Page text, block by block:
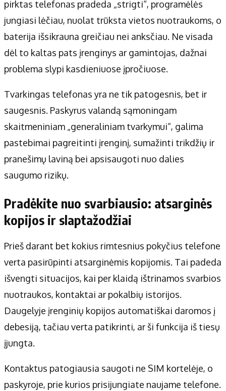
Apie mus
Autoriai
Kontaktai
Privatumo politika
Redakcijos politika
pirktas telefonas pradeda „strigti“, programėlės
jungiasi lėčiau, nuolat trūksta vietos nuotraukoms, o
baterija išsikrauna greičiau nei anksčiau. Ne visada
dėl to kaltas pats įrenginys ar gamintojas, dažnai
problema slypi kasdieniuose įpročiuose.
Tvarkingas telefonas yra ne tik patogesnis, bet ir
saugesnis. Paskyrus valandą sąmoningam
skaitmeniniam „generaliniam tvarkymui“, galima
pastebimai pagreitinti įrenginį, sumažinti trikdžių ir
pranešimų laviną bei apsisaugoti nuo dalies
saugumo rizikų.
Pradėkite nuo svarbiausio: atsarginės
kopijos ir slaptažodžiai
Prieš darant bet kokius rimtesnius pokyčius telefone
verta pasirūpinti atsarginėmis kopijomis. Tai padeda
išvengti situacijos, kai per klaidą ištrinamos svarbios
nuotraukos, kontaktai ar pokalbių istorijos.
Daugelyje įrenginių kopijos automatiškai daromos į
debesiją, tačiau verta patikrinti, ar ši funkcija iš tiesų
įjungta.
Kontaktus patogiausia saugoti ne SIM kortelėje, o
paskyroje, prie kurios prisijungiate naujame telefone.